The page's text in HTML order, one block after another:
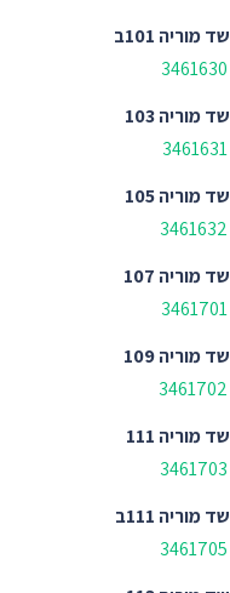
שד מוריה 101ב
שד מוריה 103
שד מוריה 105
שד מוריה 107
שד מוריה 109
שד מוריה 111
שד מוריה 111ב